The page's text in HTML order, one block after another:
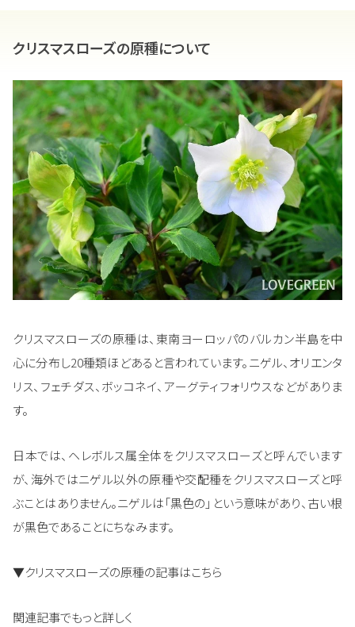
クリスマスローズの原種について
クリスマスローズの原種は、東南ヨーロッパのバルカン半島を中
心に分布し20種類ほどあると言われています。ニゲル、オリエンタ
リス、フェチダス、ボッコネイ、アーグティフォリウスなどがありま
す。
日本では、ヘレボルス属全体をクリスマスローズと呼んでいます
が、海外ではニゲル以外の原種や交配種をクリスマスローズと呼
ぶことはありません。ニゲルは「黒色の」という意味があり、古い根
が黒色であることにちなみます。
▼クリスマスローズの原種の記事はこちら
関連記事でもっと詳しく